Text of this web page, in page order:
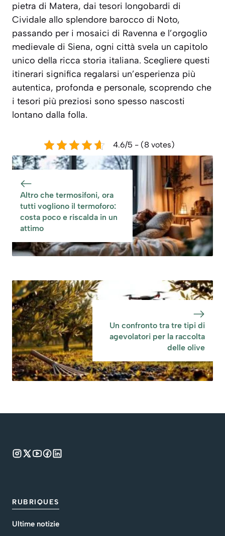
pietra di Matera, dai tesori longobardi di
Cividale allo splendore barocco di Noto,
passando per i mosaici di Ravenna e l’orgoglio
medievale di Siena, ogni città svela un capitolo
unico della ricca storia italiana. Scegliere questi
itinerari significa regalarsi un’esperienza più
autentica, profonda e personale, scoprendo che
i tesori più preziosi sono spesso nascosti
lontano dalla folla.
4.6/5 - (8 votes)
Altro che termosifoni, ora
tutti vogliono il termoforo:
costa poco e riscalda in un
attimo
Un confronto tra tre tipi di
agevolatori per la raccolta
delle olive
RUBRIQUES
Ultime notizie